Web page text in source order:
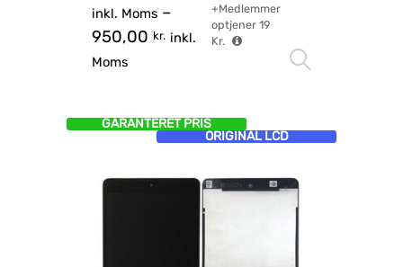
inkl. Moms –
950,00 kr. inkl.
Moms
+Medlemmer
optjener 19
Kr.
GARANTERET PRIS
ORIGINAL LCD